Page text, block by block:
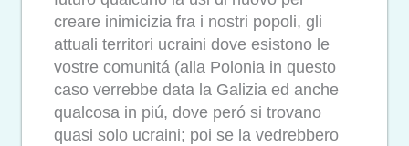
creare inimicizia fra i nostri popoli, gli
attuali territori ucraini dove esistono le
vostre comunitá (alla Polonia in questo
caso verrebbe data la Galizia ed anche
qualcosa in piú, dove peró si trovano
quasi solo ucraini; poi se la vedrebbero